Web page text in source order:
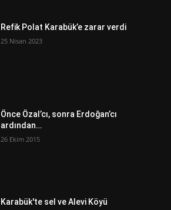
Refik Polat Karabük’e zarar verdi
25 Nisan 2023
Önce Özal’cı, sonra Erdoğan’cı
ardından…
26 Ekim 2015
Karabük'te sel ve Alevi Köyü